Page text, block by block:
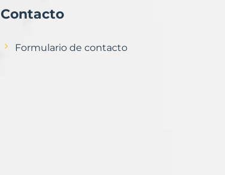
Contacto
Formulario de contacto